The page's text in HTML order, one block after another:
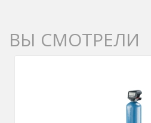
ВЫ СМОТРЕЛИ